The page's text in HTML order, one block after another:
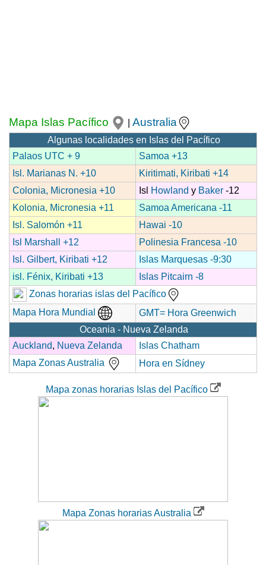
Mapa Islas Pacífico Australia
Algunas localidades en Islas del Pacífico
Palaos UTC + 9
Samoa +13
Isl. Marianas N. +10
Kiritimati, Kiribati +14
Colonia, Micronesia +10
Isl Howland y Baker -12
Kolonia, Micronesia +11
Samoa Americana -11
Isl. Salomón +11
Hawai -10
Isl Marshall +12
Polinesia Francesa -10
Isl. Gilbert, Kiribati +12
Islas Marquesas -9:30
isl. Fénix, Kiribati +13
Islas Pitcairn -8
Zonas horarias islas del Pacífico
Mapa Hora Mundial
GMT= Hora Greenwich
Oceania - Nueva Zelanda
Auckland, Nueva Zelanda
Islas Chatham
Mapa Zonas Australia
Hora en Sídney
Mapa zonas horarias Islas del Pacífico
Mapa Zonas horarias Australia